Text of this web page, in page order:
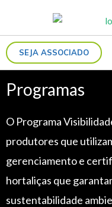
conteúdoSEJA ASSOCIADO
Programas
O Programa
produtores que
gerenciamento e
hortaliças que
sustentabilidade